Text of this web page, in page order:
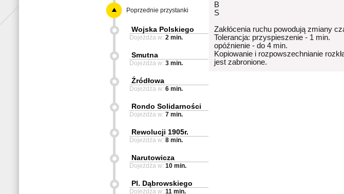
B
S
Zakłócenia ruchu powodują zmiany
Tolerancja: przyspieszenie - 1 min.
opóźnienie - do 4 min.
Kopiowanie i rozpowszechnianie
jest zabronione.
Poprzednie przystanki
Wojska Polskiego
Dojeżdża w: 2 min.
Smutna
Dojeżdża w: 3 min.
Źródłowa
Dojeżdża w: 6 min.
Rondo Solidarności
Dojeżdża w: 7 min.
Rewolucji 1905r.
Dojeżdża w: 8 min.
Narutowicza
Dojeżdża w: 10 min.
Pl. Dąbrowskiego
Dojeżdża w: 11 min.